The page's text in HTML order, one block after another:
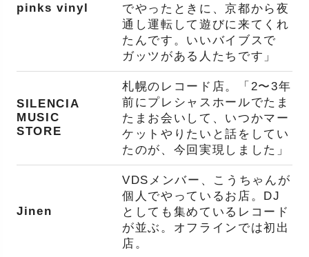
pinks vinyl
でやったときに、京都から夜
通し運転して遊びに来てくれ
たんです。いいバイブスで
ガッツがある人たちです」
SILENCIA
MUSIC
STORE
札幌のレコード店。「2〜3年
前にプレシャスホールでたま
たまお会いして、いつかマー
ケットやりたいと話をしてい
たのが、今回実現しました」
Jinen
VDSメンバー、こうちゃんが
個人でやっているお店。DJ
としても集めているレコード
が並ぶ。オフラインでは初出
店。